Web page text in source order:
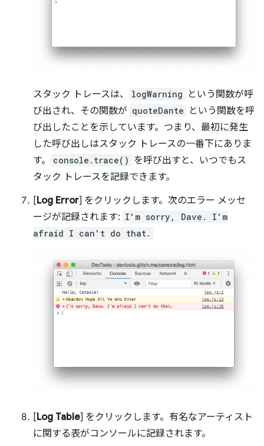
スタック トレースは、 logWarning
という関数が呼
び出され、その関数が quoteDante
という関数を呼
び出したことを示しています。つまり、最初に発生
した呼び出しはスタック トレースの一番下にありま
す。
console.trace() を呼び出すと、いつでもス
タック トレースを記録できます。
[Log Error] をクリックします。次のエラー メッセ
ージが記録されます: I'm sorry, Dave. I'm
afraid I can't do that.
[Log Table] をクリックします。有名なアーティスト
に関する表がコンソールに記録されます。